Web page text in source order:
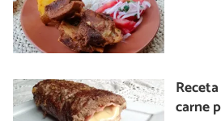
carne